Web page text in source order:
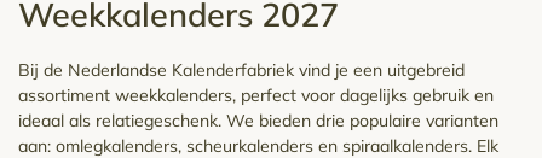
Weekkalenders 2027
Bij de Nederlandse Kalenderfabriek vind je een uitgebreid
assortiment weekkalenders, perfect voor dagelijks gebruik en
ideaal als relatiegeschenk. We bieden drie populaire varianten
aan: omlegkalenders, scheurkalenders en spiraalkalenders. Elk